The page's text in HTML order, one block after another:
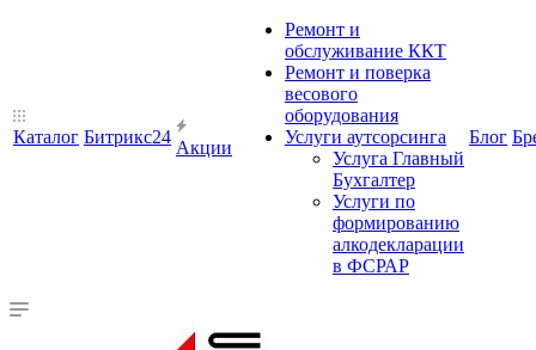
Каталог Битрикс24
Акции
Ремонт и
обслуживание ККТ
Ремонт и поверка
весового
оборудования
Услуги аутсорсинга
Услуга Главный
Бухгалтер
Услуги по
формированию
алкодекларации
в ФСРАР
Блог